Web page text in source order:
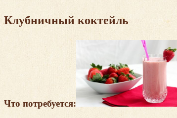
Клубничный коктейль
Что потребуется: